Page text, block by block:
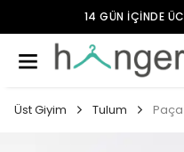
14 GÜN İÇİNDE
Üst Giyim Tulum Paça